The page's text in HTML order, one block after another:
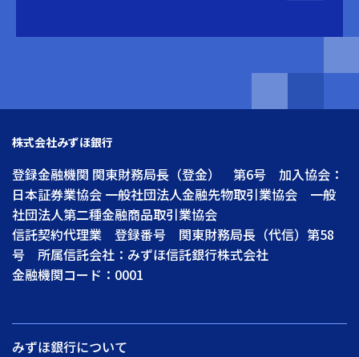
株式会社みずほ銀行
登録金融機関 関東財務局長（登金） 第6号 加入協会：
日本証券業協会 一般社団法人金融先物取引業協会 一般
社団法人第二種金融商品取引業協会
信託契約代理業 登録番号 関東財務局長（代信）第58
号 所属信託会社：みずほ信託銀行株式会社
金融機関コード：0001
みずほ銀行について